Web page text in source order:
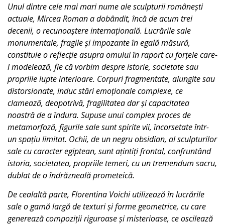
Unul dintre cele mai mari nume ale sculpturii românești
actuale, Mircea Roman a dobândit, încă de acum trei
decenii, o recunoaștere internațională. Lucrările sale
monumentale, fragile și impozante în egală măsură,
constituie o reflecție asupra omului în raport cu forțele care-
l modelează, fie că vorbim despre istorie, societate sau
propriile lupte interioare. Corpuri fragmentate, alungite sau
distorsionate, induc stări emoționale complexe, ce
clamează, deopotrivă, fragilitatea dar și capacitatea
noastră de a îndura. Supuse unui complex proces de
metamorfoză, figurile sale sunt spirite vii, încorsetate într-
un spațiu limitat. Ochii, de un negru obsidian, al sculpturilor
sale cu caracter egiptean, sunt ațintiți frontal, confruntând
istoria, societatea, propriile temeri, cu un tremendum sacru,
dublat de o îndrăzneală prometeică.
De cealaltă parte, Florentina Voichi utilizează în lucrările
sale o gamă largă de texturi și forme geometrice, cu care
generează compoziții riguroase și misterioase, ce oscilează